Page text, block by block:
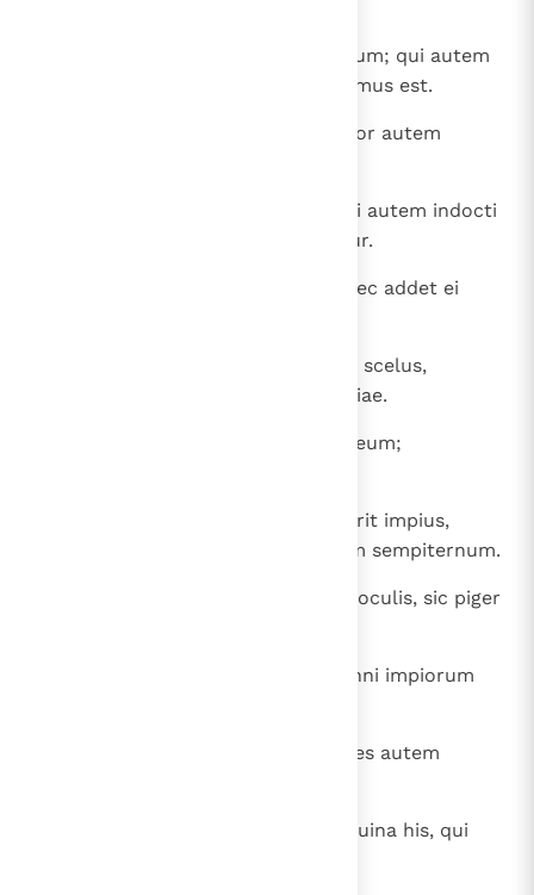
In multiloquio non deerit peccatum; qui autem
moderatur labia sua, prudentissimus est.
Argentum electum lingua iusti, cor autem
Labia iusti erudiunt plurimos; qui autem indocti
sunt, in cordis egestate morientur.
Benedictio Domini divites facit, nec addet ei
Quasi per risum stultus operatur scelus,
sapientia autem est viro prudentiae.
Quod timet impius, veniet super eum;
Quasi tempestas transiens non erit impius,
iustus autem quasi fundamentum sempiternum.
Sicut acetum dentibus et fumus oculis, sic piger
Timor Domini apponet dies, et anni impiorum
Exspectatio iustorum laetitia, spes autem
Fortitudo simplici via Domini et ruina his, qui